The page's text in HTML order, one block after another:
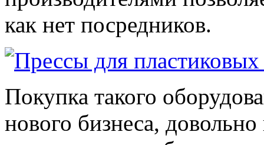
как нет посредников.
Покупка такого
нового бизнеса,